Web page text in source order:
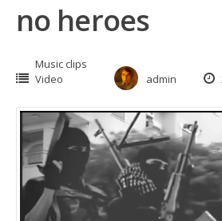
no heroes
Music clips
Video
admin